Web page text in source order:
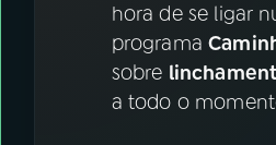
ACOMPANHE A RÁDIO NACIONAL
hora de se ligar
programa
sobre
a todo o